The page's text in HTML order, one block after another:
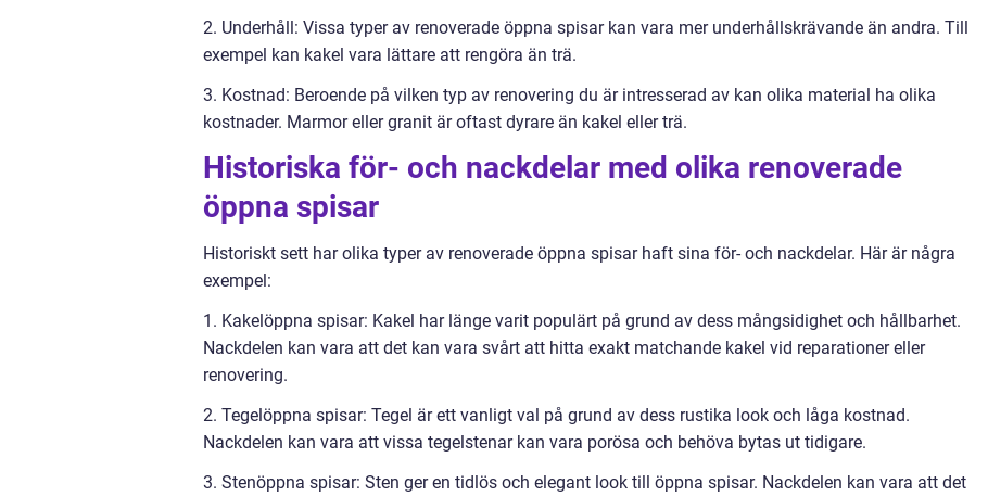
2. Underhåll: Vissa typer av renoverade öppna spisar kan vara mer underhållskrävande än andra. Till
exempel kan kakel vara lättare att rengöra än trä.
3. Kostnad: Beroende på vilken typ av renovering du är intresserad av kan olika material ha olika
kostnader. Marmor eller granit är oftast dyrare än kakel eller trä.
Historiska för- och nackdelar med olika renoverade
öppna spisar
Historiskt sett har olika typer av renoverade öppna spisar haft sina för- och nackdelar. Här är några
exempel:
1. Kakelöppna spisar: Kakel har länge varit populärt på grund av dess mångsidighet och hållbarhet.
Nackdelen kan vara att det kan vara svårt att hitta exakt matchande kakel vid reparationer eller
renovering.
2. Tegelöppna spisar: Tegel är ett vanligt val på grund av dess rustika look och låga kostnad.
Nackdelen kan vara att vissa tegelstenar kan vara porösa och behöva bytas ut tidigare.
3. Stenöppna spisar: Sten ger en tidlös och elegant look till öppna spisar. Nackdelen kan vara att det